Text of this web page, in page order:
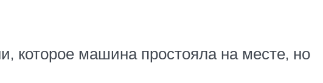
которое машина простояла на месте, но